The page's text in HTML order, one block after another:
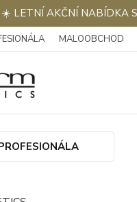
☀️ LETNÍ AKČNÍ NABÍDKA
MALOOBCHOD